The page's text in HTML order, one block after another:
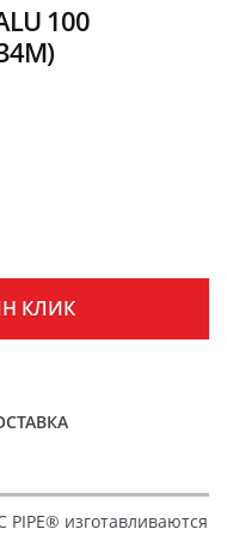
100
КЛИК
изготавливаются